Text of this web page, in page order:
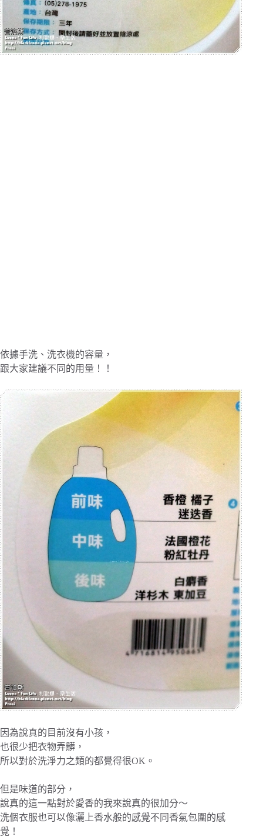
依據手洗、洗衣機的容量，
跟大家建議不同的用量！！
因為說真的目前沒有小孩，
也很少把衣物弄髒，
所以對於洗淨力之類的都覺得很OK。
但是味道的部分，
說真的這一點對於愛香的我來說真的很加分～
洗個衣服也可以像灑上香水般的感覺不同香氣包圍的感
覺！